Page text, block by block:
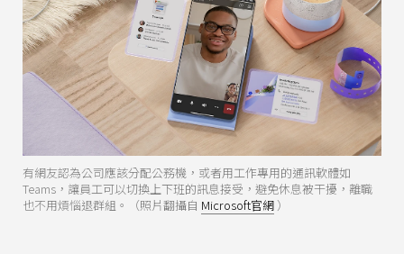
有網友認為公司應該分配公務機，或者用工作專用的通訊軟體如
Teams，讓員工可以切換上下班的訊息接受，避免休息被干擾，離職
也不用煩惱退群組。（照片翻攝自 Microsoft官網 ）